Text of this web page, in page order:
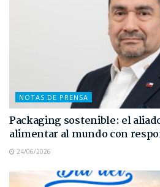
NOTAS DE PRENSA
Packaging sostenible: el
alimentar al mundo con
24/06/2026